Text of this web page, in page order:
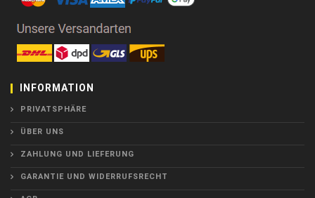
INFORMATION
PRIVATSPHÄRE
ÜBER UNS
ZAHLUNG UND LIEFERUNG
GARANTIE UND WIDERRUFSRECHT